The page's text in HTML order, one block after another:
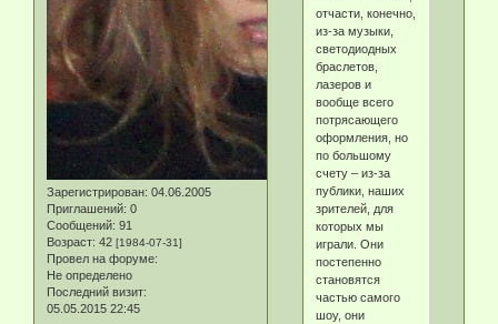
Зарегистрирован: 04.06.2005
Приглашений: 0
Сообщений: 91
Возраст: 42 [1984-07-31]
Провел на форуме:
Не определено
Последний визит:
05.05.2015 22:45
отчасти, конечно,
из-за музыки,
светодиодных
браслетов,
лазеров и
вообще всего
потрясающего
оформления, но
по большому
счету – из-за
публики, наших
зрителей, для
которых мы
играли. Они
постепенно
становятся
частью самого
шоу, они